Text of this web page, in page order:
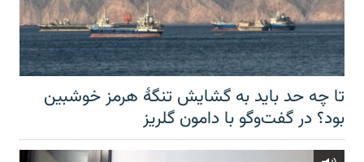
تا چه حد باید به گشایش تنگهٔ هرمز خوشبین
بود؟ در گفت‌وگو با دامون گلریز